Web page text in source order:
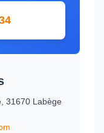
31670 Labège